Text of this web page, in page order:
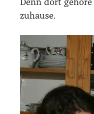
Denn dort
zuhau­se.